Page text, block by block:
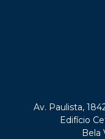
Av. Paulista,
Edifício
Bela